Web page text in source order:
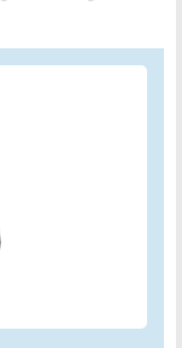
er nicht nur
ist.
Der runde
optimal
für Orte mit
ist
mitgelieferten
gesteckt
verdrahtet.
und seiner